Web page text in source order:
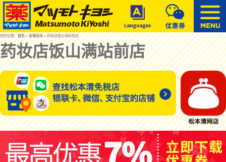
您的位置：首页»店铺活动» 药妆店饭山满站前店
药妆店饭山满站前店